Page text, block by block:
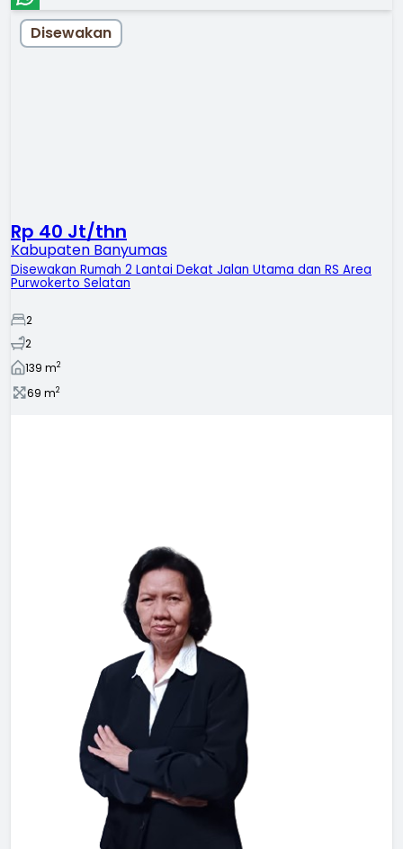
Disewakan
Rp 40 Jt/thn
Kabupaten Banyumas
Disewakan Rumah 2 Lantai Dekat Jalan Utama dan RS Area
Purwokerto Selatan
2
2
139 m2
69 m2